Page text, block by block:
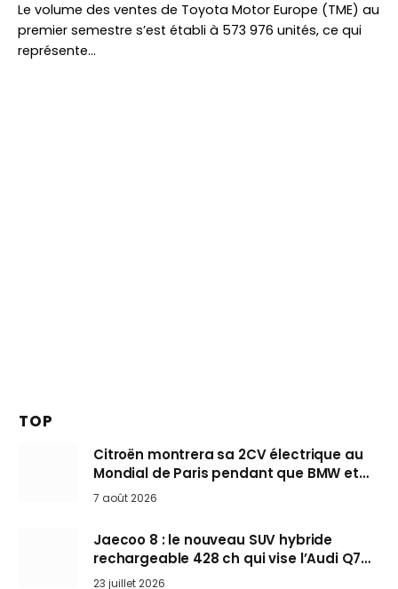
Le volume des ventes de Toyota Motor Europe (TME) au
premier semestre s’est établi à 573 976 unités, ce qui
représente…
TOP
Citroën montrera sa 2CV électrique au
Mondial de Paris pendant que BMW et
Mini désertent le salon
7 août 2026
Jaecoo 8 : le nouveau SUV hybride
rechargeable 428 ch qui vise l’Audi Q7
arrive en Europe cet automne
23 juillet 2026